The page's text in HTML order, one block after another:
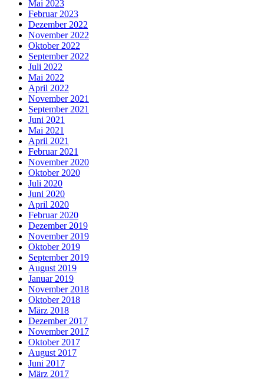
Mai 2023
Februar 2023
Dezember 2022
November 2022
Oktober 2022
September 2022
Juli 2022
Mai 2022
April 2022
November 2021
September 2021
Juni 2021
Mai 2021
April 2021
Februar 2021
November 2020
Oktober 2020
Juli 2020
Juni 2020
April 2020
Februar 2020
Dezember 2019
November 2019
Oktober 2019
September 2019
August 2019
Januar 2019
November 2018
Oktober 2018
März 2018
Dezember 2017
November 2017
Oktober 2017
August 2017
Juni 2017
März 2017